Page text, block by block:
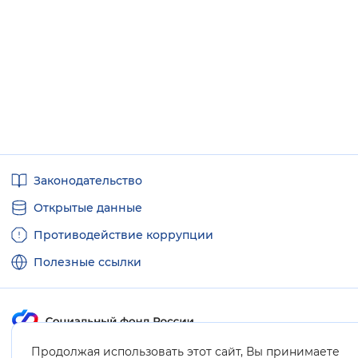
Продолжая использовать этот сайт, Вы принимаете
ссылкиЗаконодательство
Открытые данные
Противодействие коррупции
Полезные ссылки
Карта сайта